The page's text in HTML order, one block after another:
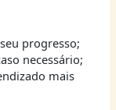
progresso;
necessário;
mais